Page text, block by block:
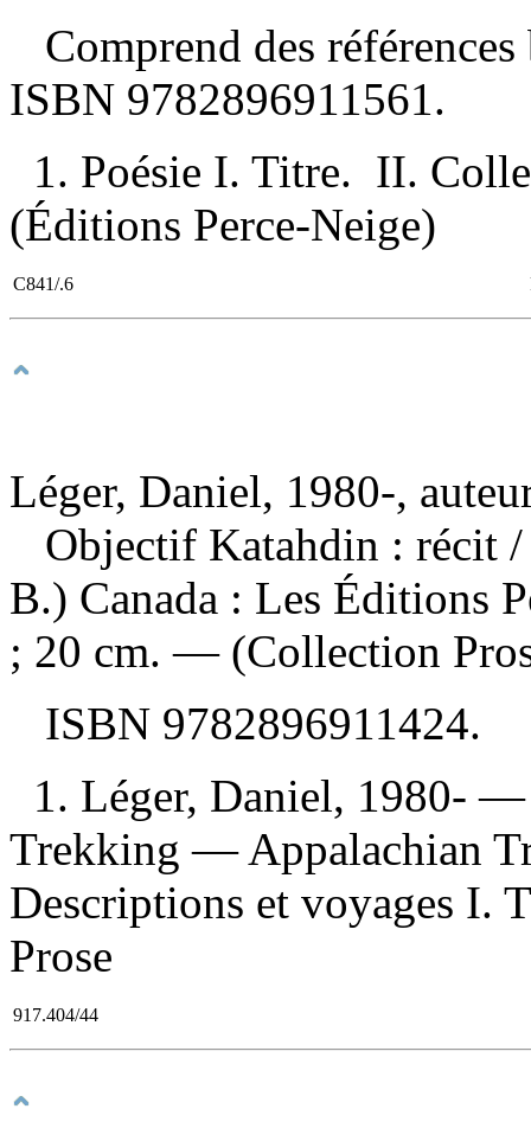
Comprend des
ISBN 9782896911561.
1. Poésie I. Titre. II.
(Éditions Perce-Neige)
C841/.6
Léger, Daniel, 1980-,
Objectif Katahdin : récit
B.) Canada : Les Éditions
; 20 cm. — (Collection
ISBN 9782896911424.
1. Léger, Daniel, 1980-
Trekking — Appalachian
Descriptions et voyages
Prose
917.404/44